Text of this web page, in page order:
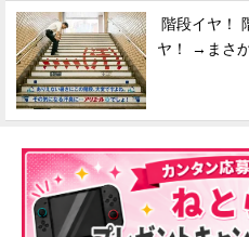
階段イヤ！
ヤ！ →まさ